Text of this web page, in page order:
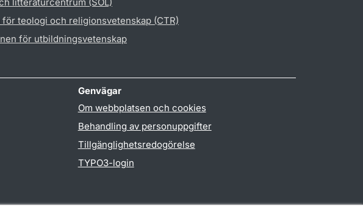
för teologi och religionsvetenskap (CTR)
för utbildningsvetenskap
Genvägar
Om webbplatsen och cookies
Behandling av personuppgifter
Tillgänglighetsredogörelse
TYPO3-login